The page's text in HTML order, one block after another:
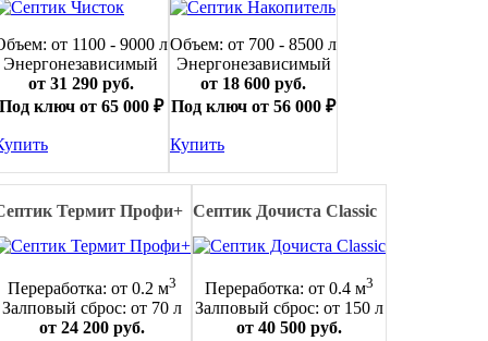
от 1100 - 9000 л
Энергонезависимый
от 31 290 руб.
ключ от 65 000 ₽
Объем: от 700 - 8500 л
Энергонезависимый
от 18 600 руб.
Под ключ от 56 000 ₽
Купить
Термит Профи+
Переработка: от 0.2 м3
Залповый сброс: от 70 л
от 24 200 руб.
Септик Дочиста Classic
Переработка: от 0.4 м3
Залповый сброс: от 150 л
от 40 500 руб.